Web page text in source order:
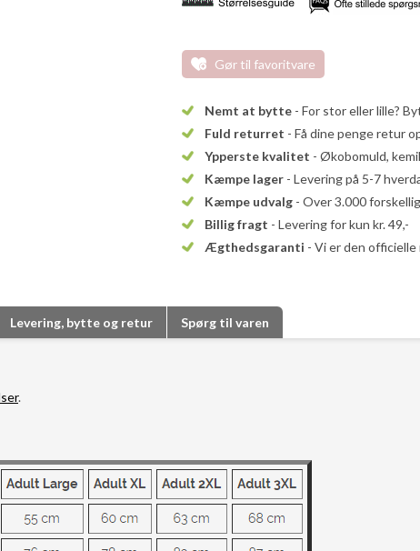
Gør til favoritvare
Nemt at bytte - For stor eller lille?
Fuld returret - Få dine penge retur
Ypperste kvalitet - Økobomuld,
Kæmpe lager - Levering på 5-7
Kæmpe udvalg - Over 3.000
Billig fragt - Levering for kun kr. 49,-
Ægthedsgaranti - Vi er den
Levering, bytte og retur Spørg til varen
.